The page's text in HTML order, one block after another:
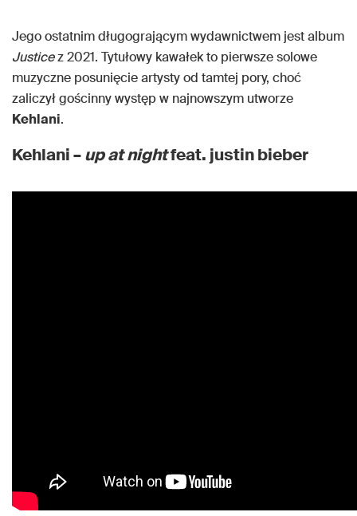
Jego ostatnim długogrającym wydawnictwem jest album
Justicez 2021. Tytułowy kawałek to pierwsze solowe
muzyczne posunięcie artysty od tamtej pory, choć
zaliczył gościnny występ w najnowszym utworze
Kehlani.
Kehlani –up at nightfeat. justin bieber